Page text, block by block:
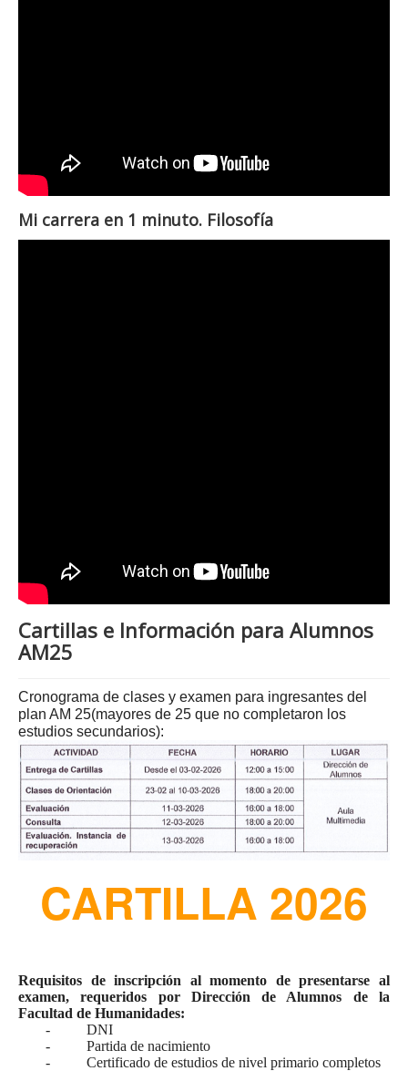
Mi carrera en 1 minuto. Filosofía
Cartillas e Información para Alumnos
AM25
Cronograma de clases y examen para ingresantes del
plan AM 25(mayores de 25 que no completaron los
estudios secundarios):
CARTILLA 2026
Requisitos de inscripción al momento de presentarse al
examen, requeridos por Dirección de Alumnos de la
Facultad de Humanidades:
- DNI
- Partida de nacimiento
- Certificado de estudios de nivel primario completos